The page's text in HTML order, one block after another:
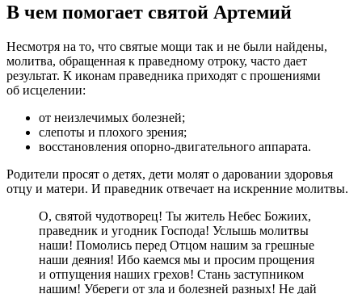
В чем помогает святой Артемий
Несмотря на то, что святые мощи так и не были найдены,
молитва, обращенная к праведному отроку, часто дает
результат. К иконам праведника приходят с прошениями
об исцелении:
от неизлечимых болезней;
слепоты и плохого зрения;
восстановления опорно-двигательного аппарата.
Родители просят о детях, дети молят о даровании здоровья
отцу и матери. И праведник отвечает на искренние молитвы.
О, святой чудотворец! Ты житель Небес Божиих,
праведник и угодник Господа! Услышь молитвы
наши! Помолись перед Отцом нашим за грешные
наши деяния! Ибо каемся мы и просим прощения
и отпущения наших грехов! Стань заступником
нашим! Убереги от зла и болезней разных! Не дай